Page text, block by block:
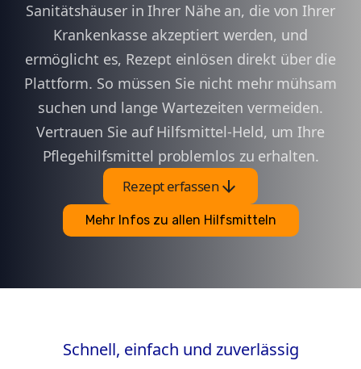
Sanitätshäuser in Ihrer Nähe an, die von Ihrer
Krankenkasse akzeptiert werden, und
ermöglicht es, Rezept einlösen direkt über die
Plattform. So müssen Sie nicht mehr mühsam
suchen und lange Wartezeiten vermeiden.
Vertrauen Sie auf Hilfsmittel-Held, um Ihre
Pflegehilfsmittel problemlos zu erhalten.
Rezept erfassenarrow_downward
Mehr Infos zu allen Hilfsmitteln
Schnell, einfach und zuverlässig